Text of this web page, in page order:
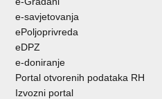
e-savjetovanja
ePoljoprivreda
eDPZ
e-doniranje
Portal otvorenih podataka RH
Izvozni portal